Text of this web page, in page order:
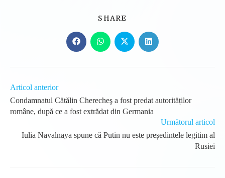
SHARE
CONTENT
Opens
in
Opens
in
Opens
in
Opens
in
Read
more
articles
Articol anterior
Condamnatul Cătălin Cherecheş a fost predat autorităților
române, după ce a fost extrădat din Germania
Următorul articol
Iulia Navalnaya spune că Putin nu este președintele legitim al
Rusiei